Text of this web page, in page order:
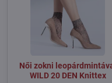
Női zokni
WILD 20 DEN Knittex